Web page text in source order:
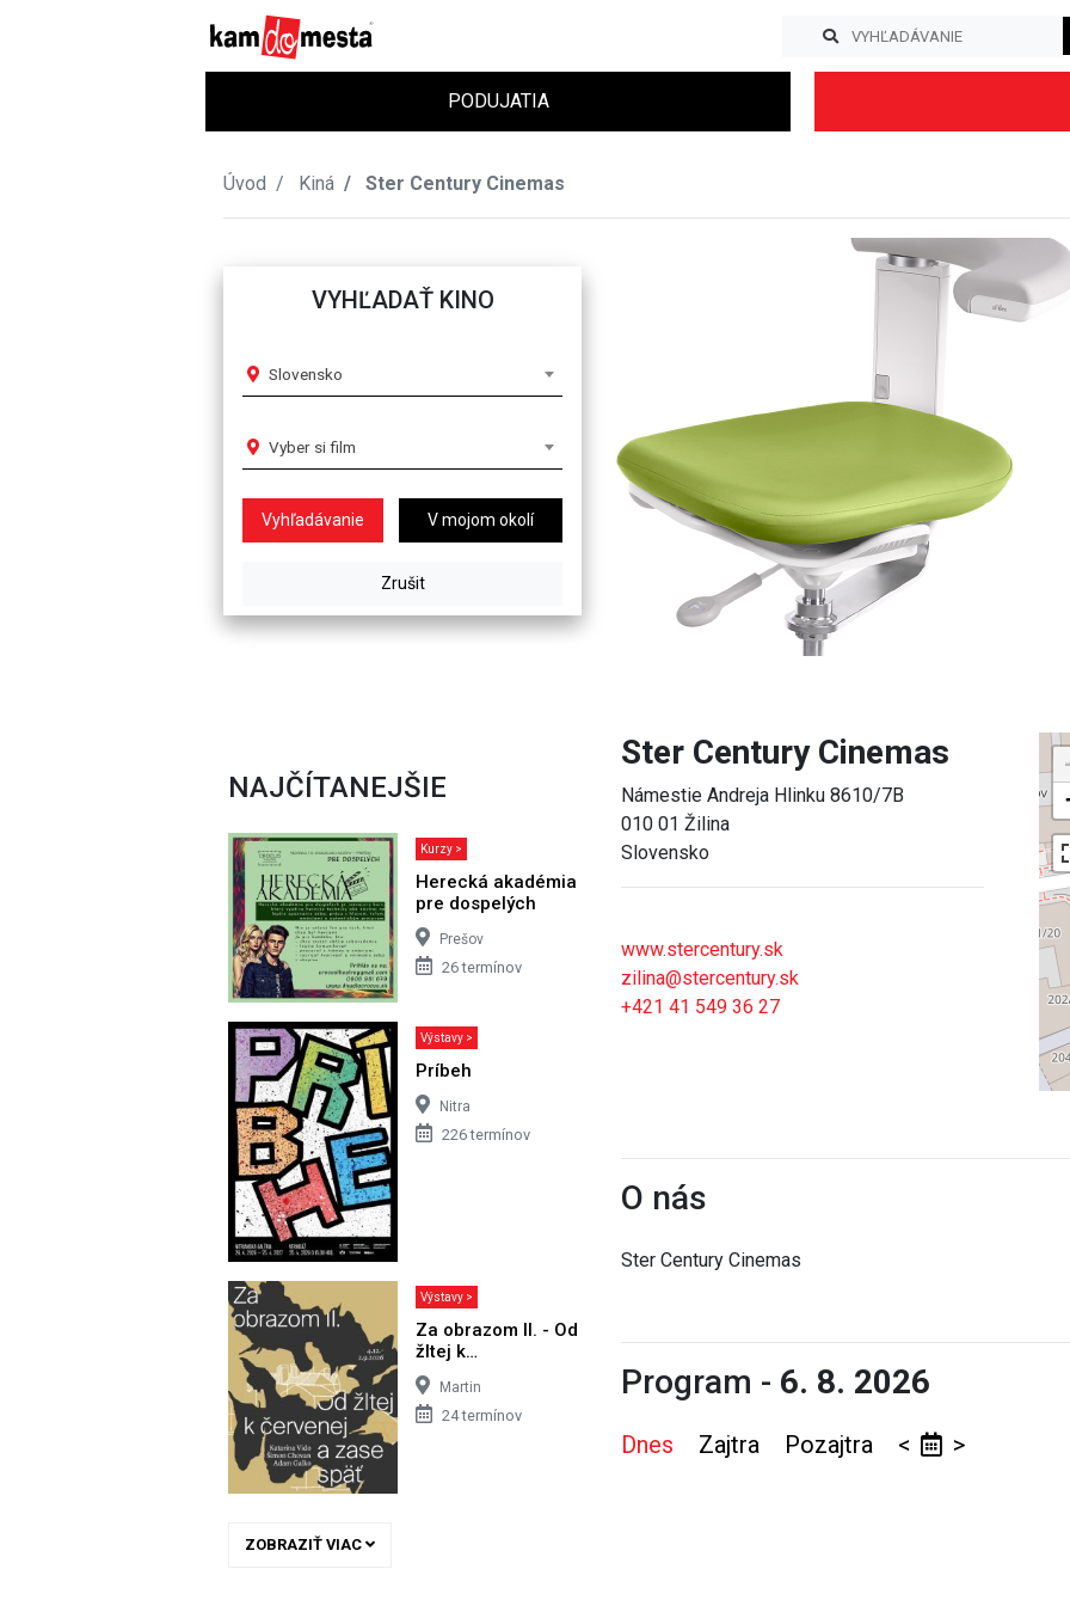
PODUJATIA
Úvod Kiná Ster Century Cinemas
VYHĽADAŤ KINO
Slovensko
Vyber si film
V mojom okolí
Previous
NAJČÍTANEJŠIE
Kurzy >
Herecká akadémia
pre dospelých
Prešov
26 termínov
Výstavy >
Príbeh
Nitra
226 termínov
Výstavy >
Za obrazom II. - Od
žltej k…
Martin
24 termínov
ZOBRAZIŤ VIAC
Ster Century Cinemas
Námestie Andreja Hlinku 8610/7B
010 01 Žilina
Slovensko
www.stercentury.sk
zilina@stercentury.sk
+421 41 549 36 27
O nás
Ster Century Cinemas
Program - 6. 8. 2026
Dnes Zajtra Pozajtra < >